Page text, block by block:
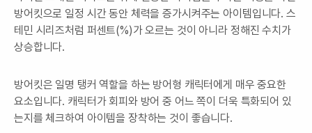
방어킷으로 일정 시간 동안 체력을 증가시켜주는 아이템입니다. 스
테민 시리즈처럼 퍼센트(%)가 오르는 것이 아니라 정해진 수치가
상승합니다.
방어킷은 일명 탱커 역할을 하는 방어형 캐릭터에게 매우 중요한
요소입니다. 캐릭터가 회피와 방어 중 어느 쪽이 더욱 특화되어 있
는지를 체크하여 아이템을 장착하는 것이 좋습니다.